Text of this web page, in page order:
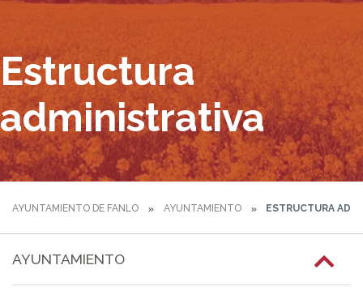
Estructura
administrativa
AYUNTAMIENTO DE FANLO AYUNTAMIENTO ESTRUCTURA
AYUNTAMIENTO